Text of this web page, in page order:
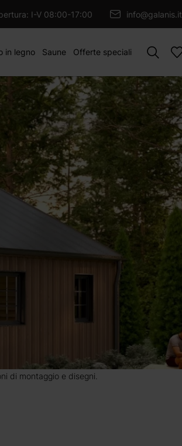
I-V 08:00-17:00 info@galanis.it
Cercare
in legno Saune Offerte speciali
di montaggio e disegni.